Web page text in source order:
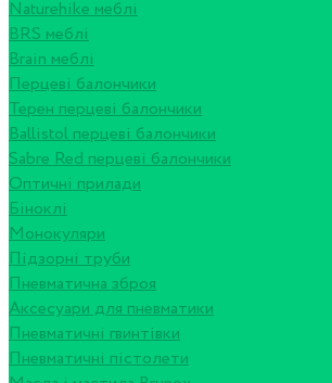
Naturehike меблі
BRS меблі
Brain меблі
Перцеві балончики
Терен перцеві балончики
Ballistol перцеві балончики
Sabre Red перцеві балончики
Оптичні прилади
Біноклі
Монокуляри
Підзорні труби
Пневматична зброя
Аксесуари для пневматики
Пневматичні гвинтівки
Пневматичні пістолети